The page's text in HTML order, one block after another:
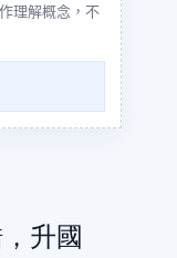
理解概念，不
升國